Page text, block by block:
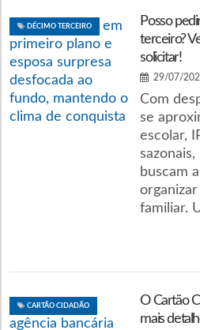
DÉCIMO TERCEIRO
Posso
terceiro?
solicitar!
29/07/
Com
se
escolar,
buscam
familiar.
CARTÃO CIDADÃO
O Cartão
mais